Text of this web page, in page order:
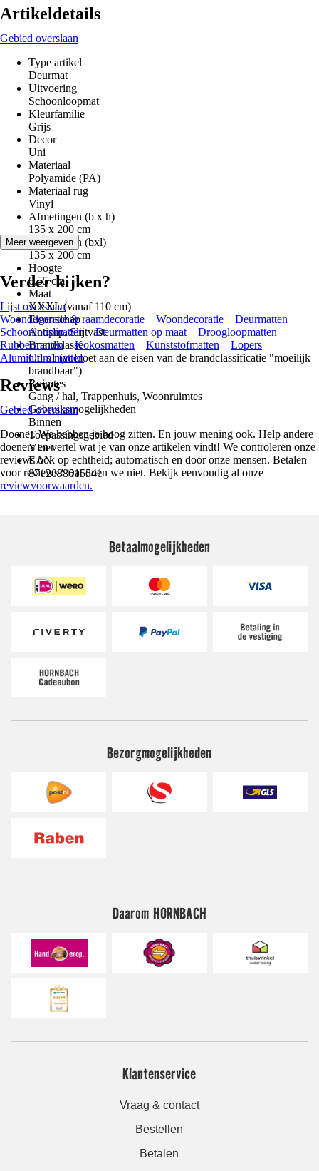
Artikeldetails
Gebied overslaan
Type artikel
Deurmat
Uitvoering
Schoonloopmat
Kleurfamilie
Grijs
Decor
Uni
Materiaal
Polyamide (PA)
Materiaal rug
Vinyl
Afmetingen (b x h)
135 x 200 cm
Afmetingen (bxl)
135 x 200 cm
Hoogte
0,55 cm
Maat
XXXL (vanaf 110 cm)
Eigenschap
Antislip, Slijtvast
Brandklasse
Cfl-s1 (voldoet aan de eisen van de brandclassificatie "moeilijk
brandbaar")
Ruimtes
Gang / hal, Trappenhuis, Woonruimtes
Gebruiksmogelijkheden
Binnen
Toepassingsgebied
Vloer
EAN
8712088615541
Meer weergeven
Verder kijken?
Lijst overslaan
Woondecoratie & raamdecoratie
Woondecoratie
Deurmatten
Schoonloopmatten
Deurmatten op maat
Droogloopmatten
Rubbermatten
Kokosmatten Kunststofmatten
Lopers
Aluminium matten
Reviews
Gebied overslaan
Doener. We hebben je hoog zitten. En jouw mening ook. Help andere
doeners en vertel wat je van onze artikelen vindt! We controleren onze
reviews ook op echtheid; automatisch en door onze mensen. Betalen
voor reviews? Dat doen we niet. Bekijk eenvoudig al onze
reviewvoorwaarden.
Betaalmogelijkheden
Bezorgmogelijkheden
Daarom HORNBACH
Klantenservice
Vraag & contact
Bestellen
Betalen